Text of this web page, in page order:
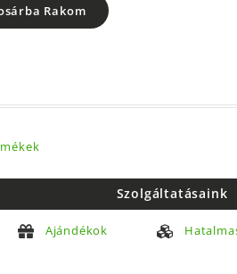
Rakom
Szolgáltatásaink
Ajándékok